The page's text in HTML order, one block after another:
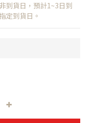
到貨日，預計1~3日到
定到貨日。